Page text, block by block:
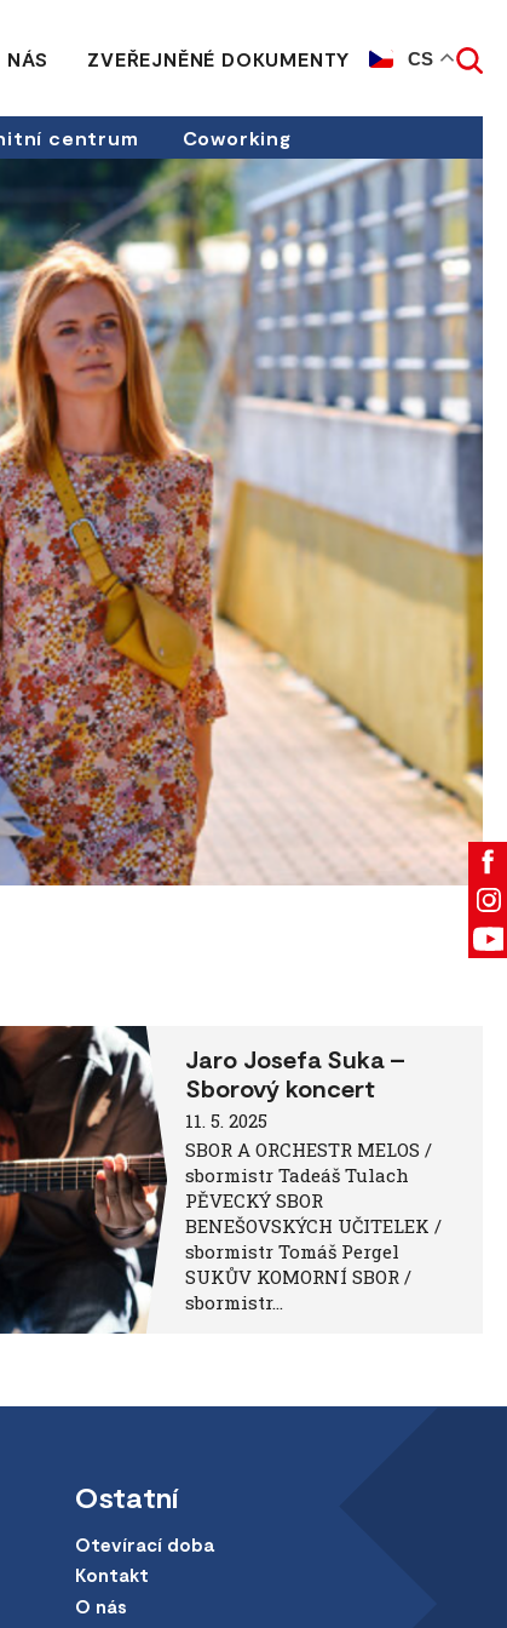
NÁS ZVEŘEJNĚNÉ DOKUMENTY CS
centrum Coworking
Jaro Josefa Suka –
Sborový koncert
11. 5. 2025
SBOR A ORCHESTR MELOS /
sbormistr Tadeáš Tulach
PĚVECKÝ SBOR
BENEŠOVSKÝCH UČITELEK /
sbormistr Tomáš Pergel
SUKŮV KOMORNÍ SBOR /
sbormistr…
Ostatní
Otevírací doba
Kontakt
O nás